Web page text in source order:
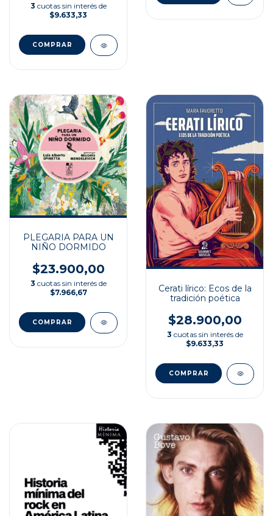
3 cuotas sin interés de
$9.633,33
PLEGARIA PARA UN
NIÑO DORMIDO
$23.900,00
3 cuotas sin interés de
$7.966,67
Cerati lírico: Ecos de la
tradición poética
$28.900,00
3 cuotas sin interés de
$9.633,33